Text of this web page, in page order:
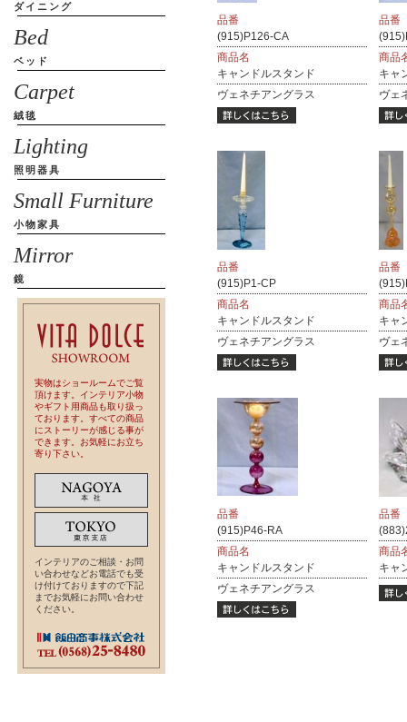
品番
(915)P126-CA
商品名
キャンドルスタンド
ヴェネチアングラス
品番
商品
キャ
ヴェ
品番
(915)P1-CP
商品名
キャンドルスタンド
ヴェネチアングラス
品番
商品
キャ
ヴェ
品番
(915)P46-RA
商品名
キャンドルスタンド
ヴェネチアングラス
品番
商品
キャ
ダイニング
Bed
ベッド
Carpet
絨毯
Lighting
照明器具
Small Furniture
小物家具
Mirror
鏡
実物はショールームでご覧
頂けます。インテリア小物
やギフト用商品も取り扱っ
ております。すべての商品
にストーリーが感じる事が
できます。お気軽にお立ち
寄り下さい。
インテリアのご相談・お問
い合わせなどお電話でも受
け付けておりますので下記
までお気軽にお問い合わせ
ください。